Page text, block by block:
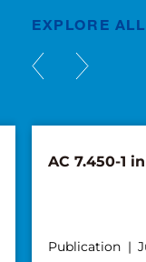
EXPLORE
AC 7.450-1
Publication